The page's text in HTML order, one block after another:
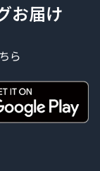
お届け
ら